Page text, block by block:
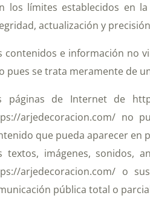
los límites establecidos en
actualización y
contenidos e información no
pues se trata meramente de
páginas de Internet de
arjedecoracion.com/ no
que pueda aparecer en
textos, imágenes, sonidos,
arjedecoracion.com/ o
pública total o